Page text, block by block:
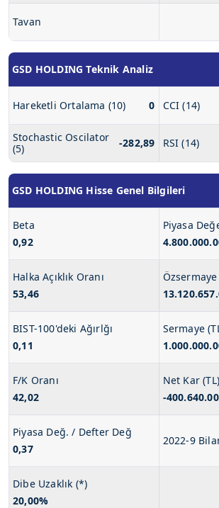
Tavan
GSD HOLDING Teknik Analiz
Hareketli Ortalama (10) 0 CCI (14)
Stochastic Oscilator
(5)
-282,89 RSI (14)
GSD HOLDING Hisse Genel Bilgileri
Beta
0,92
Piyasa
Halka Açıklık Oranı
53,46
BIST-100'deki Ağırlğı
0,11
Sermaye
F/K Oranı
42,02
Net Kar (TL)
-
Piyasa Değ. / Defter Değ
0,37
2022-9
Dibe Uzaklık (*)
20,00%